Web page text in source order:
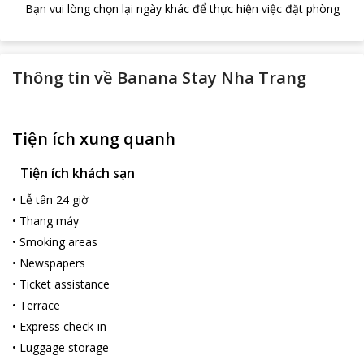
Bạn vui lòng chọn lại ngày khác để thực hiện việc đặt phòng
Thông tin về Banana Stay Nha Trang
Tiện ích xung quanh
Tiện ích khách sạn
• Lễ tân 24 giờ
• Thang máy
• Smoking areas
• Newspapers
• Ticket assistance
• Terrace
• Express check-in
• Luggage storage